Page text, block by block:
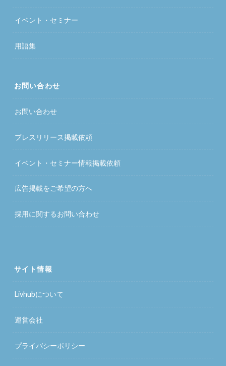
イベント・セミナー
用語集
お問い合わせ
お問い合わせ
プレスリリース掲載依頼
イベント・セミナー情報掲載依頼
広告掲載をご希望の方へ
採用に関するお問い合わせ
サイト情報
Livhubについて
運営会社
プライバシーポリシー